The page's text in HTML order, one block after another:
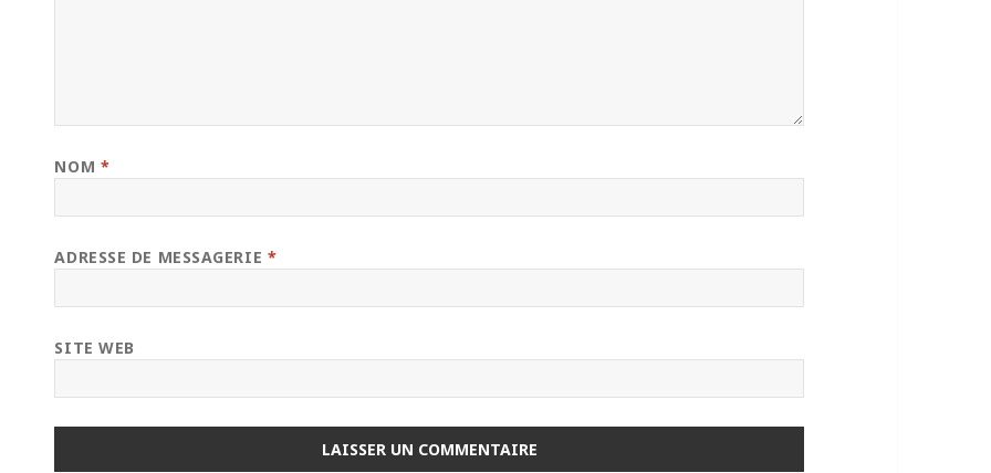
NOM *
ADRESSE DE MESSAGERIE *
SITE WEB